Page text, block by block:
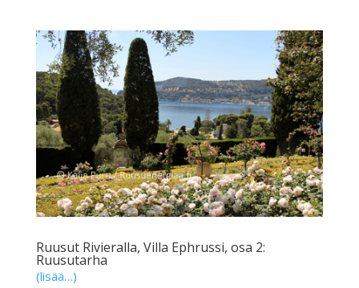
Ruusut Rivieralla, Villa Ephrussi, osa 2:
Ruusutarha
(lisää…)